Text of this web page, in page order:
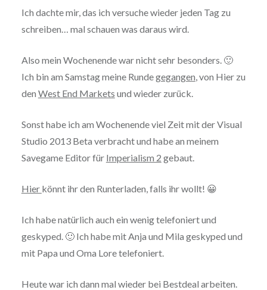
Ich dachte mir, das ich versuche wieder jeden Tag zu
schreiben… mal schauen was daraus wird.
Also mein Wochenende war nicht sehr besonders. 🙂
Ich bin am Samstag meine Rundegegangen , von Hier zu
den West End Markets und wieder zurück.
Sonst habe ich am Wochenende viel Zeit mit der Visual
Studio 2013 Beta verbracht und habe an meinem
Savegame Editor für Imperialism 2 gebaut.
Hier könnt ihr den Runterladen, falls ihr wollt! 😀
Ich habe natürlich auch ein wenig telefoniert und
geskyped. 🙂 Ich habe mit Anja und Mila geskyped und
mit Papa und Oma Lore telefoniert.
Heute war ich dann mal wieder bei Bestdeal arbeiten.